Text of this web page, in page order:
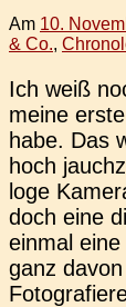
Am 10.
& Co.,
Ich weiß
meine
habe. Das
hoch
lo­ge
doch eine
einmal
ganz